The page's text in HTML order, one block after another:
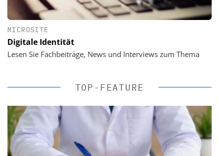
MICROSITE
Digitale Identität
Lesen Sie Fachbeiträge, News und Interviews zum Thema
TOP-FEATURE